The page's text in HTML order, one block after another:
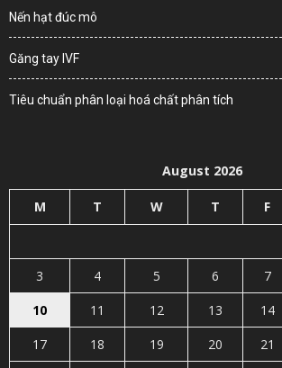
Nến hạt đúc mô
Găng tay IVF
Tiêu chuẩn phân loại hoá chất phân tích
August 2026
M T W T F
3
4 5 6 7
10
11 12 13 14
17
18 19 20 21